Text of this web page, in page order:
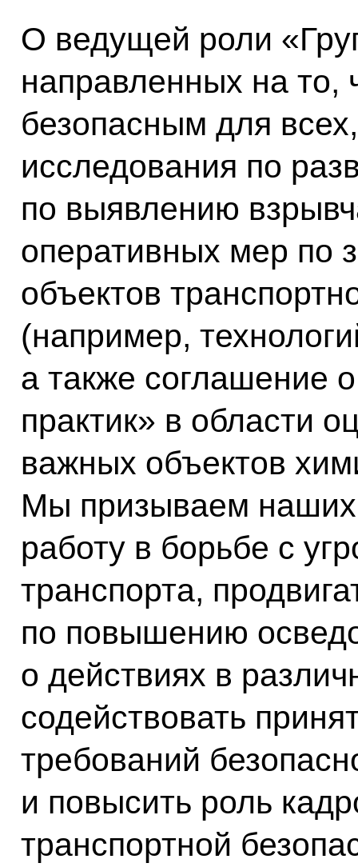
О ведущей роли
направленных на то,
безопасным для
исследования по
по выявлению
оперативных мер по
объектов
(например,
а также соглашение
практик» в области
важных объектов
Мы призываем наших
работу в борьбе с
транспорта,
по повышению
о действиях в
содействовать
требований
и повысить роль
транспортной